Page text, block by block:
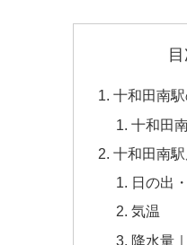
十和田南
十和田
十和田南
日の出
気温
降水量